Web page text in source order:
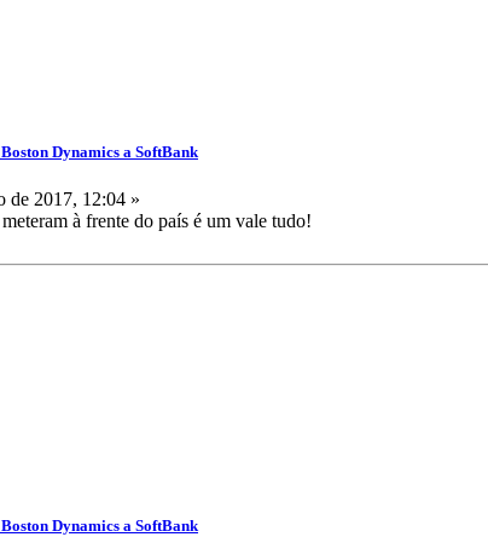
Dynamics a SoftBank
de 2017, 12:04 »
à frente do país é um vale tudo!
Dynamics a SoftBank